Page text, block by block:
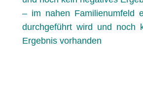
– im nahen Familienumfeld
durchgeführt wird und noch
Ergebnis vorhanden